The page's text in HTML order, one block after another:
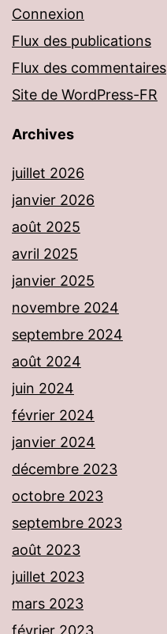
Connexion
Flux des publications
Flux des commentaires
Site de WordPress-FR
Archives
juillet 2026
janvier 2026
août 2025
avril 2025
janvier 2025
novembre 2024
septembre 2024
août 2024
juin 2024
février 2024
janvier 2024
décembre 2023
octobre 2023
septembre 2023
août 2023
juillet 2023
mars 2023